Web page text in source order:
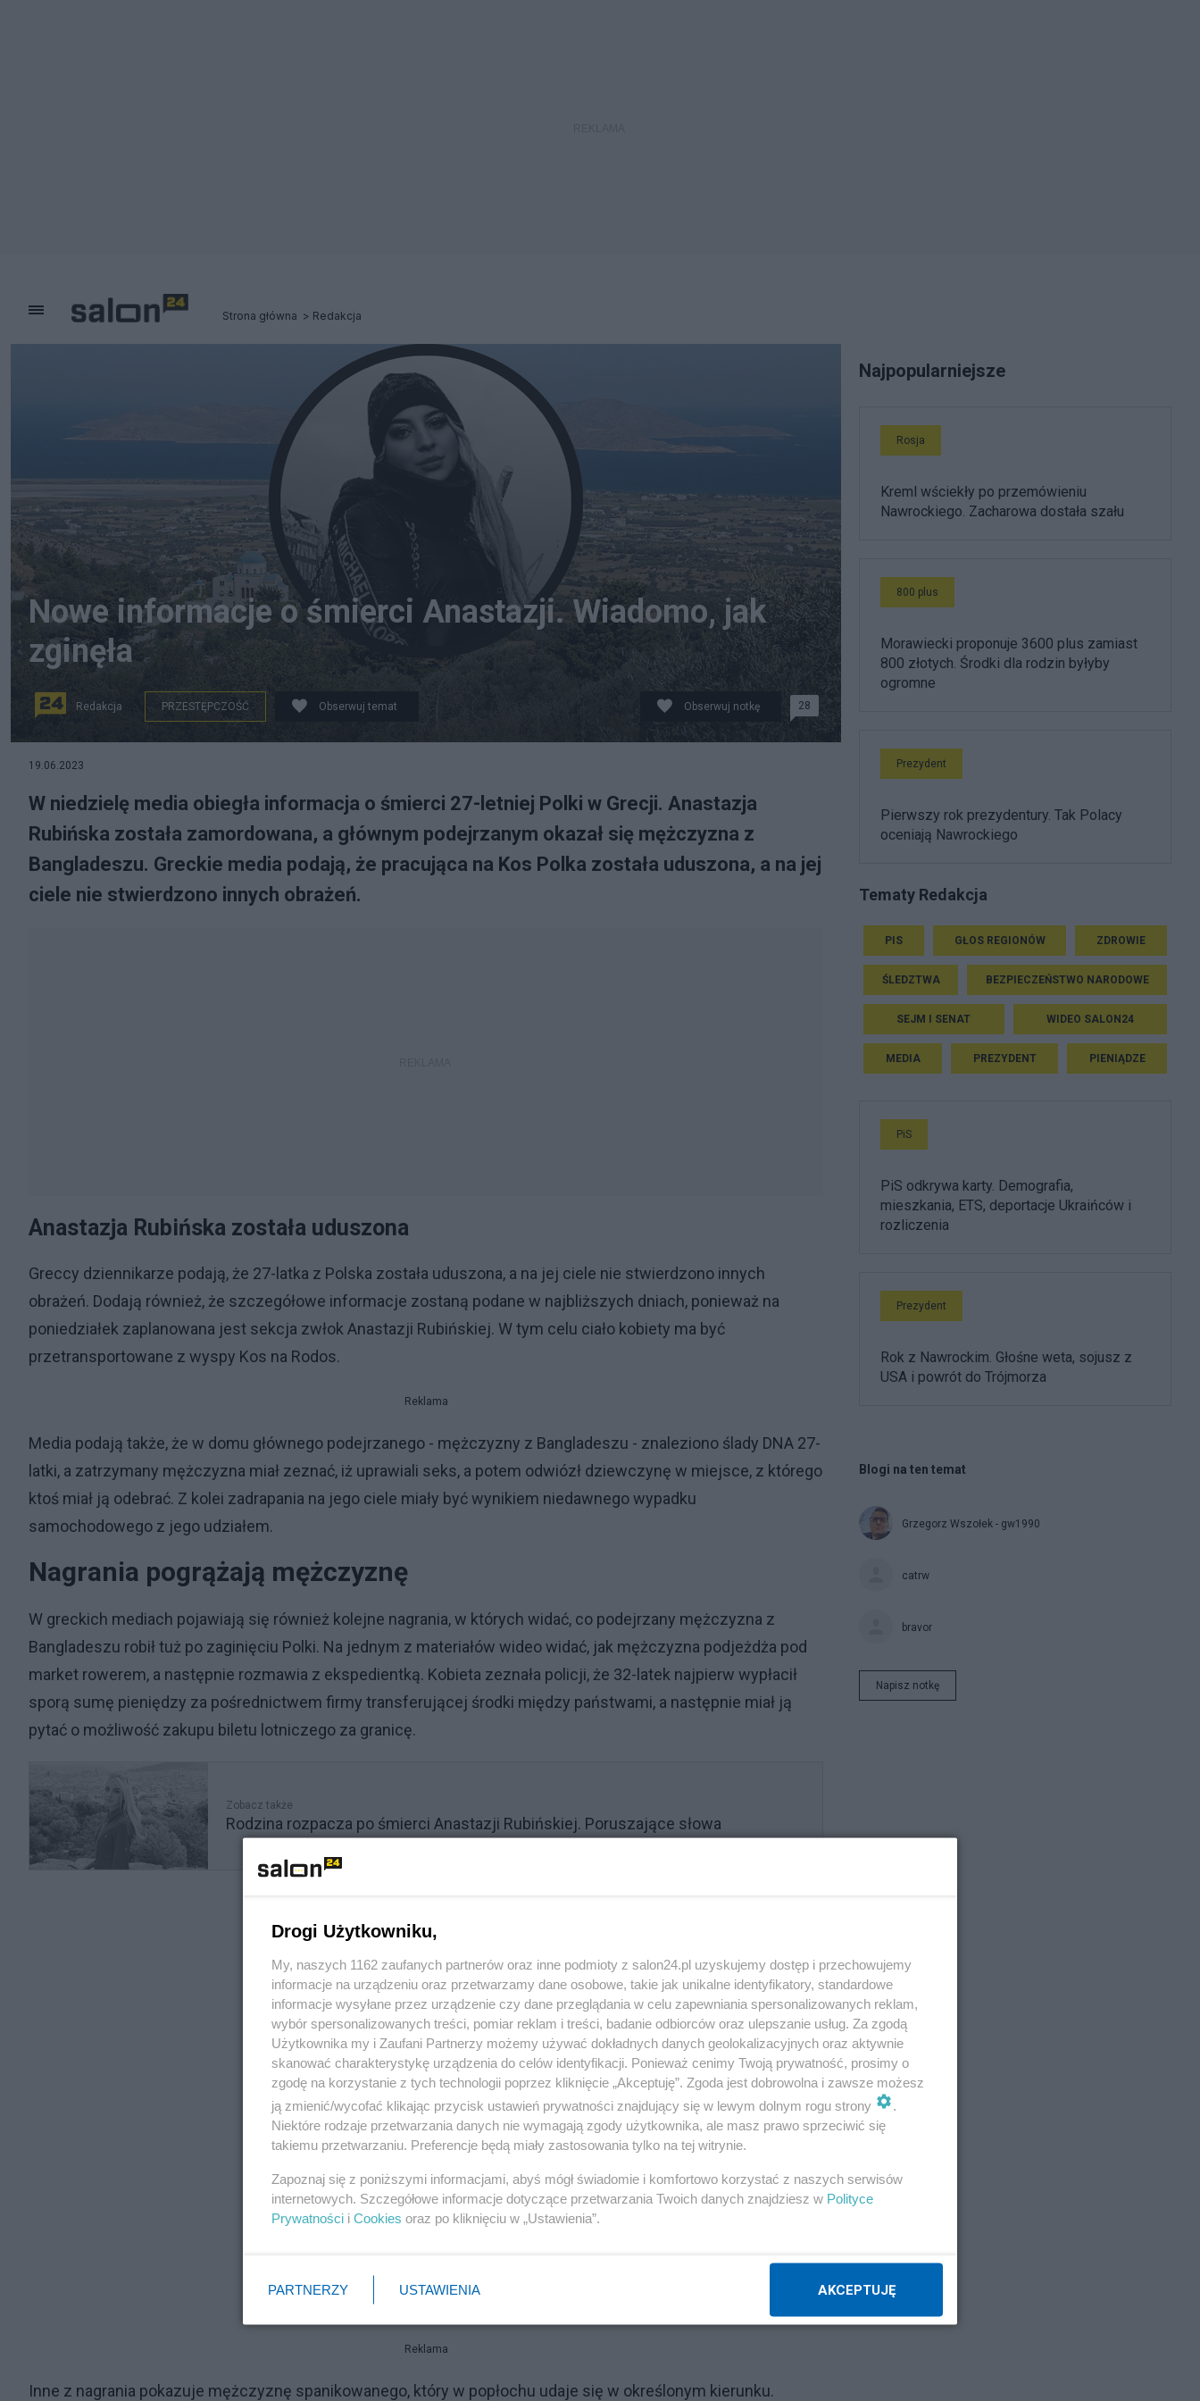
Strona główna Redakcja
Nowe informacje o śmierci Anastazji. Wiadomo, jak
zginęła
Redakcja PRZESTĘPCZOŚĆ Obserwuj temat Obserwuj notkę 28
19.06.2023
W niedzielę media obiegła informacja o śmierci 27-letniej Polki w Grecji. Anastazja
Rubińska została zamordowana, a głównym podejrzanym okazał się mężczyzna z
Bangladeszu. Greckie media podają, że pracująca na Kos Polka została uduszona, a na jej
ciele nie stwierdzono innych obrażeń.
Anastazja Rubińska została uduszona
Greccy dziennikarze podają, że 27-latka z Polska została uduszona, a na jej ciele nie stwierdzono innych
obrażeń. Dodają również, że szczegółowe informacje zostaną podane w najbliższych dniach, ponieważ na
poniedziałek zaplanowana jest sekcja zwłok Anastazji Rubińskiej. W tym celu ciało kobiety ma być
przetransportowane z wyspy Kos na Rodos.
Reklama
Media podają także, że w domu głównego podejrzanego - mężczyzny z Bangladeszu - znaleziono ślady DNA 27-
latki, a zatrzymany mężczyzna miał zeznać, iż uprawiali seks, a potem odwiózł dziewczynę w miejsce, z którego
ktoś miał ją odebrać. Z kolei zadrapania na jego ciele miały być wynikiem niedawnego wypadku
samochodowego z jego udziałem.
Nagrania pogrążają mężczyznę
W greckich mediach pojawiają się również kolejne nagrania, w których widać, co podejrzany mężczyzna z
Bangladeszu robił tuż po zaginięciu Polki. Na jednym z materiałów wideo widać, jak mężczyzna podjeżdża pod
market rowerem, a następnie rozmawia z ekspedientką. Kobieta zeznała policji, że 32-latek najpierw wypłacił
sporą sumę pieniędzy za pośrednictwem firmy transferującej środki między państwami, a następnie miał ją
pytać o możliwość zakupu biletu lotniczego za granicę.
Zobacz także
Rodzina rozpacza po śmierci Anastazji Rubińskiej. Poruszające słowa
Reklama
Inne z nagrania pokazuje mężczyznę spanikowanego, który w popłochu udaje się w określonym kierunku.
Najpopularniejsze
Rosja
Kreml wściekły po przemówieniu
Nawrockiego. Zacharowa dostała szału
800 plus
Morawiecki proponuje 3600 plus zamiast
800 złotych. Środki dla rodzin byłyby
ogromne
Prezydent
Pierwszy rok prezydentury. Tak Polacy
oceniają Nawrockiego
Tematy Redakcja
PIS GŁOS REGIONÓW ZDROWIE
ŚLEDZTWA BEZPIECZEŃSTWO NARODOWE
SEJM I SENAT WIDEO SALON24
MEDIA PREZYDENT PIENIĄDZE
PiS
PiS odkrywa karty. Demografia,
mieszkania, ETS, deportacje Ukraińców i
rozliczenia
Prezydent
Rok z Nawrockim. Głośne weta, sojusz z
USA i powrót do Trójmorza
Blogi na ten temat
Grzegorz Wszołek - gw1990
catrw
bravor
Napisz notkę
Drogi Użytkowniku,
My, naszych 1162 zaufanych partnerów oraz inne podmioty z salon24.pl uzyskujemy dostęp i przechowujemy
informacje na urządzeniu oraz przetwarzamy dane osobowe, takie jak unikalne identyfikatory, standardowe
informacje wysyłane przez urządzenie czy dane przeglądania w celu zapewniania spersonalizowanych reklam,
wybór spersonalizowanych treści, pomiar reklam i treści, badanie odbiorców oraz ulepszanie usług. Za zgodą
Użytkownika my i Zaufani Partnerzy możemy używać dokładnych danych geolokalizacyjnych oraz aktywnie
skanować charakterystykę urządzenia do celów identyfikacji. Ponieważ cenimy Twoją prywatność, prosimy o
zgodę na korzystanie z tych technologii poprzez kliknięcie „Akceptuję”. Zgoda jest dobrowolna i zawsze możesz
ją zmienić/wycofać klikając przycisk ustawień prywatności znajdujący się w lewym dolnym rogu strony
.
Niektóre rodzaje przetwarzania danych nie wymagają zgody użytkownika, ale masz prawo sprzeciwić się
takiemu przetwarzaniu. Preferencje będą miały zastosowania tylko na tej witrynie.
Zapoznaj się z poniższymi informacjami, abyś mógł świadomie i komfortowo korzystać z naszych serwisów
internetowych. Szczegółowe informacje dotyczące przetwarzania Twoich danych znajdziesz w Polityce
Prywatności i Cookies oraz po kliknięciu w „Ustawienia”.
PARTNERZY USTAWIENIA AKCEPTUJĘ